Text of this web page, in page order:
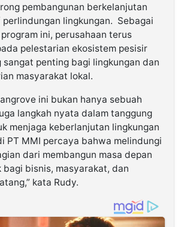
pembangunan berkelanjutan
lingkungan. Sebagai
ini, perusahaan terus
pelestarian ekosistem pesisir
sangat penting bagi lingkungan dan
masyarakat lokal.
ini bukan hanya sebuah
langkah nyata dalam tanggung
menjaga keberlanjutan lingkungan
PT MMI percaya bahwa melindungi
dari membangun masa depan
bisnis, masyarakat, dan
kata Rudy.